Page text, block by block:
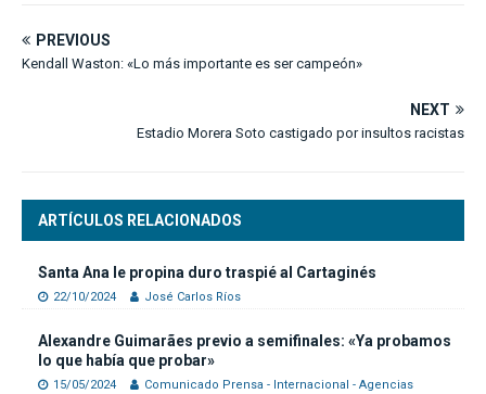
PREVIOUS
Kendall Waston: «Lo más importante es ser campeón»
NEXT
Estadio Morera Soto castigado por insultos racistas
ARTÍCULOS RELACIONADOS
Santa Ana le propina duro traspié al Cartaginés
22/10/2024 José Carlos Ríos
Alexandre Guimarães previo a semifinales: «Ya probamos
lo que había que probar»
15/05/2024
Comunicado Prensa - Internacional - Agencias